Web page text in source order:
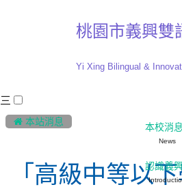
:::
 本站消息
「高級中等以
桃園市義興雙
Yi Xing Bilingual &
三
本校消息
News
認識義